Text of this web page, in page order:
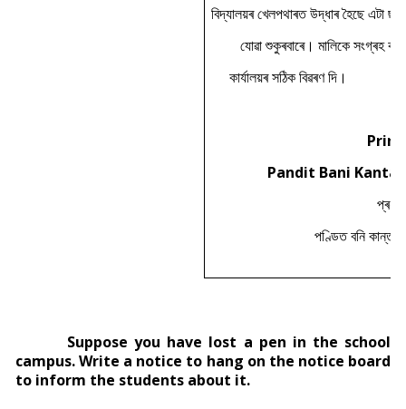
বিদ্যালয়ৰ খেলপথাৰত উদ্ধাৰ হৈছে এটা
যোৱা শুকুৰবাৰে। মালিকে সংগ্ৰহ
কাৰ্যালয়ৰ সঠিক বিৱৰণ দি।
Pandit Bani Kanta
প্ৰধান
পণ্ডিত বনি কান্ত
Suppose you have lost a pen in the school
campus. Write a notice to hang on the notice board
to inform the students about it.